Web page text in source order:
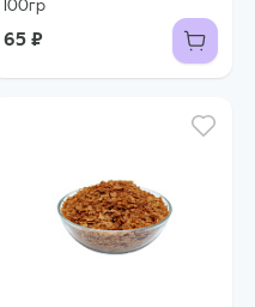
100гр
65 ₽